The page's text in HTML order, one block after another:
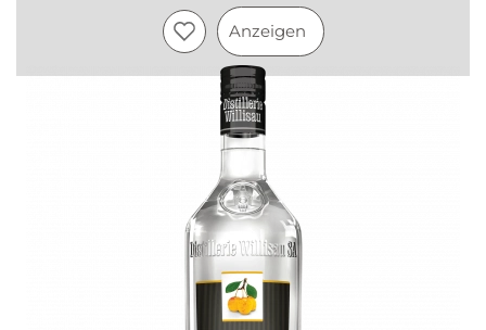
Anzeigen